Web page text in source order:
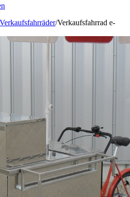
Verkaufsfahrräder/Verkaufsfahrrad e-